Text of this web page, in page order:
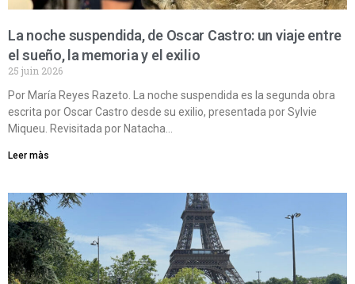
La noche suspendida, de Oscar Castro: un viaje entre
el sueño, la memoria y el exilio
25 juin 2026
Por María Reyes Razeto. La noche suspendida es la segunda obra
escrita por Oscar Castro desde su exilio, presentada por Sylvie
Miqueu. Revisitada por Natacha…
Leer màs